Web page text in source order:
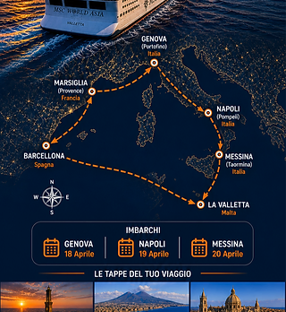
Itenerario della wz Cruise 2027.
Imbarchi walkzone cruise 2027